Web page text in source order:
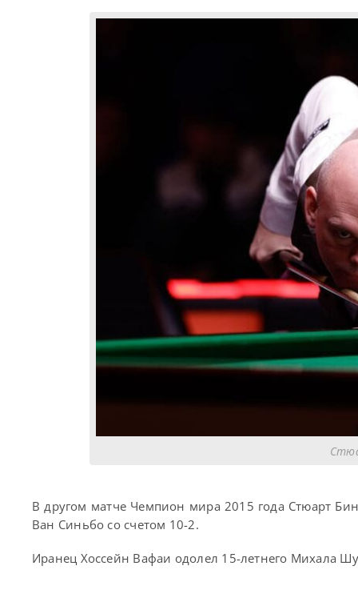
В другом матче Чемпион мира 2015 года Стюарт
Ван Синьбо со счетом 10-2.
Иранец Хоссейн Вафаи одолел 15-летнего Михала